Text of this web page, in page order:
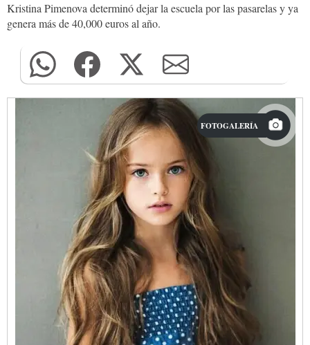
Kristina Pimenova determinó dejar la escuela por las pasarelas y ya
genera más de 40,000 euros al año.
FOTOGALERÍA